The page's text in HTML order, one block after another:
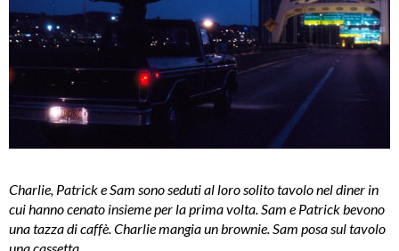
Charlie, Patrick e Sam sono seduti al loro solito tavolo nel diner in
cui hanno cenato insieme per la prima volta. Sam e Patrick bevono
una tazza di caffè. Charlie mangia un brownie. Sam posa sul tavolo